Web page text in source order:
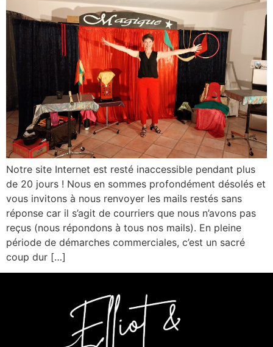
Notre site Internet est resté inaccessible pendant plus
de 20 jours ! Nous en sommes profondément désolés et
vous invitons à nous renvoyer les mails restés sans
réponse car il s’agit de courriers que nous n’avons pas
reçus (nous répondons à tous nos mails). En pleine
période de démarches commerciales, c’est un sacré
coup dur […]